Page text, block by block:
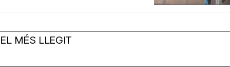
EL MÉS LLEGIT